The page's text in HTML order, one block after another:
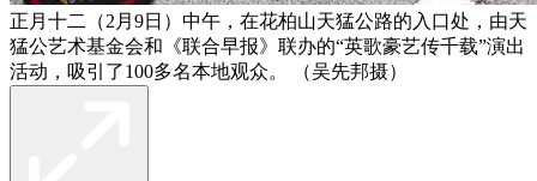
正月十二（2月9日）中午，在花柏山天猛公路的入口处，由天
猛公艺术基金会和《联合早报》联办的“英歌豪艺传千载”演出
活动，吸引了100多名本地观众。 （吴先邦摄）